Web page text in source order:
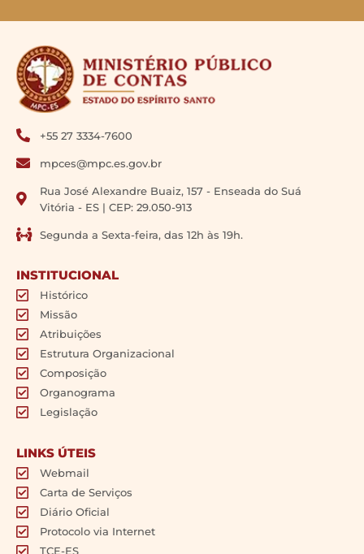
+55 27 3334-7600
mpces@mpc.es.gov.br
Rua José Alexandre Buaiz, 157 - Enseada do Suá
Vitória - ES | CEP: 29.050-913
Segunda a Sexta-feira, das 12h às 19h.
INSTITUCIONAL
Histórico
Missão
Atribuições
Estrutura Organizacional
Composição
Organograma
Legislação
LINKS ÚTEIS
Webmail
Carta de Serviços
Diário Oficial
Protocolo via Internet
TCE-ES